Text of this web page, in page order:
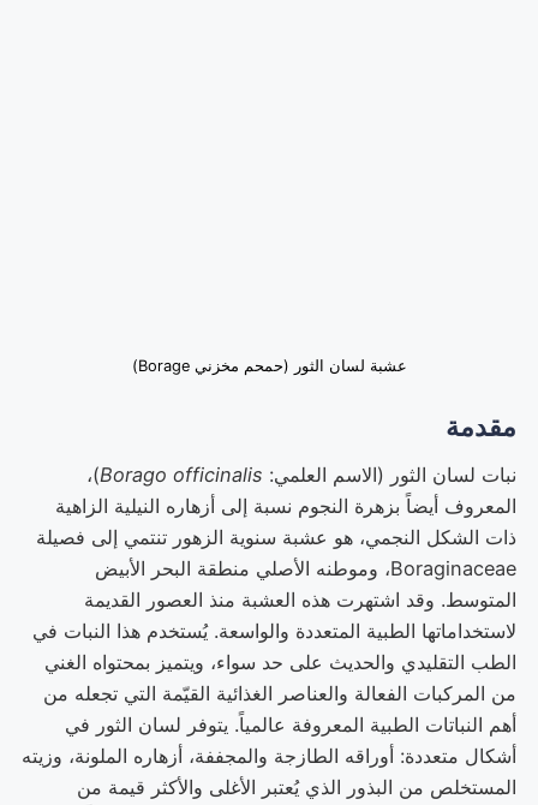
عشبة لسان الثور (حمحم مخزني Borage)
مقدمة
نبات لسان الثور (الاسم العلمي: Borago officinalis)،
المعروف أيضاً بزهرة النجوم نسبة إلى أزهاره النيلية الزاهية
ذات الشكل النجمي، هو عشبة سنوية الزهور تنتمي إلى فصيلة
Boraginaceae، وموطنه الأصلي منطقة البحر الأبيض
المتوسط. وقد اشتهرت هذه العشبة منذ العصور القديمة
لاستخداماتها الطبية المتعددة والواسعة. يُستخدم هذا النبات في
الطب التقليدي والحديث على حد سواء، ويتميز بمحتواه الغني
من المركبات الفعالة والعناصر الغذائية القيّمة التي تجعله من
أهم النباتات الطبية المعروفة عالمياً. يتوفر لسان الثور في
أشكال متعددة: أوراقه الطازجة والمجففة، أزهاره الملونة، وزيته
المستخلص من البذور الذي يُعتبر الأغلى والأكثر قيمة من